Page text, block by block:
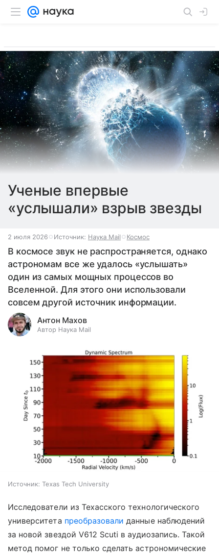
Ученые впервые
«услышали» взрыв звезды
2 июля 2026 Источник: Наука Mail Космос
В космосе звук не распространяется, однако
астрономам все же удалось «услышать»
один из самых мощных процессов во
Вселенной. Для этого они использовали
совсем другой источник информации.
Антон Махов
Автор Наука Mail
Источник: Texas Tech University
Исследователи из Техасского технологического
университета преобразовали данные наблюдений
за новой звездой V612 Scuti в аудиозапись. Такой
метод помог не только сделать астрономические